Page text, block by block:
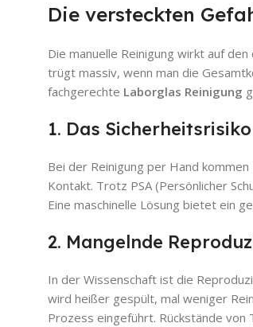
Die versteckten
Die manuelle Reinigung wirkt auf
trügt massiv, wenn man die
fachgerechte Laborglas Reinigung
1. Das
Bei der Reinigung per Hand
Kontakt. Trotz PSA (Persönlicher
Eine maschinelle Lösung bietet ein
2. Mangelnde
In der Wissenschaft ist die
wird heißer gespült, mal weniger
Prozess eingeführt. Rückstände